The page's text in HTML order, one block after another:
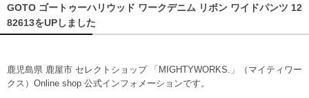
GOTO ゴートゥーハリウッド ワークデニム リボン ワイドパンツ 12
82613をUPしました
鹿児島県 鹿屋市 セレクトショップ 「MIGHTYWORKS.」（マイティワー
クス）Online shop 公式インフォメーションです。